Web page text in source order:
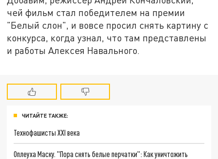
чей фильм стал победителем на премии
"Белый слон", и вовсе просил снять картину с
конкурса, когда узнал, что там представлены
и работы Алексея Навального.
ЧИТАЙТЕ ТАКЖЕ:
Технофашисты XXI века
Оплеуха Маску. "Пора снять белые перчатки": Как уничтожить